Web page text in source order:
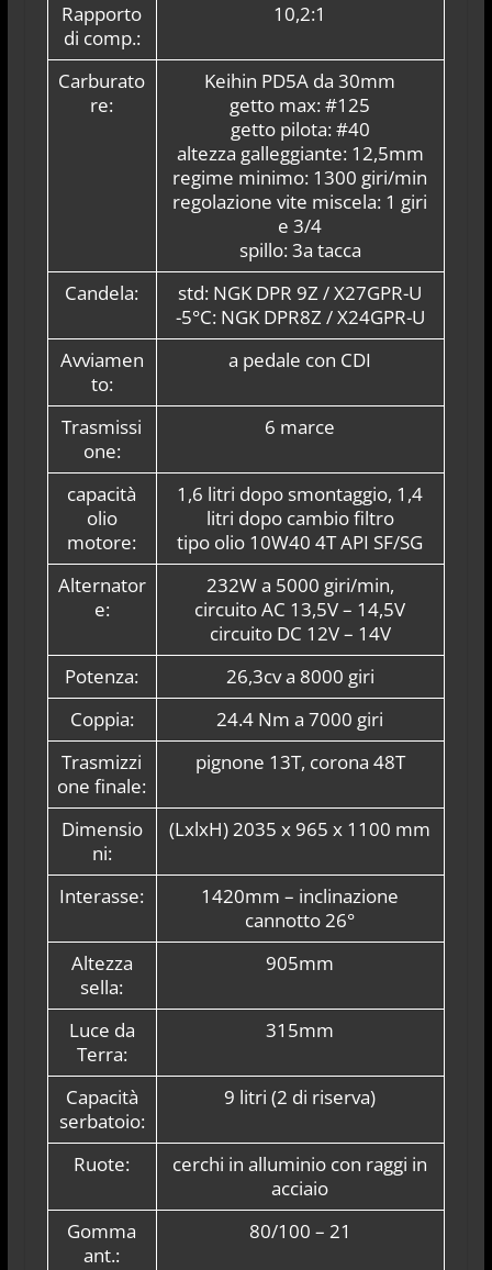
Rapporto
di comp.:
10,2:1
Carburato
re:
Keihin PD5A da 30mm
getto max: #125
getto pilota: #40
altezza galleggiante: 12,5mm
regime minimo: 1300 giri/min
regolazione vite miscela: 1 giri
e 3/4
spillo: 3a tacca
Candela:
std: NGK DPR 9Z / X27GPR-U
-5°C: NGK DPR8Z / X24GPR-U
Avviamen
to:
a pedale con CDI
Trasmissi
one:
6 marce
capacità
olio
motore:
1,6 litri dopo smontaggio, 1,4
litri dopo cambio filtro
tipo olio 10W40 4T API SF/SG
Alternator
e:
232W a 5000 giri/min,
circuito AC 13,5V – 14,5V
circuito DC 12V – 14V
Potenza:
26,3cv a 8000 giri
Coppia:
24.4 Nm a 7000 giri
Trasmizzi
one finale:
pignone 13T, corona 48T
Dimensio
ni:
(LxlxH) 2035 x 965 x 1100 mm
Interasse:
1420mm – inclinazione
cannotto 26°
Altezza
sella:
905mm
Luce da
Terra:
315mm
Capacità
serbatoio:
9 litri (2 di riserva)
Ruote:
cerchi in alluminio con raggi in
acciaio
Gomma
ant.:
80/100 – 21